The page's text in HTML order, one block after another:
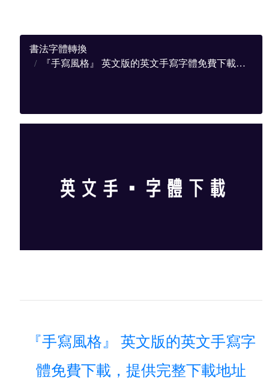
書法字體轉換
『手寫風格』 英文版的英文手寫字體免費下載，提供完整下載地址
『手寫風格』 英文版的英文手寫字
體免費下載，提供完整下載地址